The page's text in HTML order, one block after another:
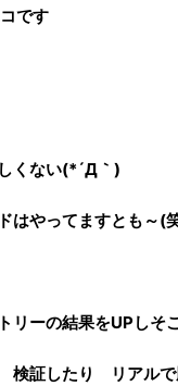
です
くない(*´Д｀)
はやってますとも～(
ーの結果をUPしそ
検証したり リアルで